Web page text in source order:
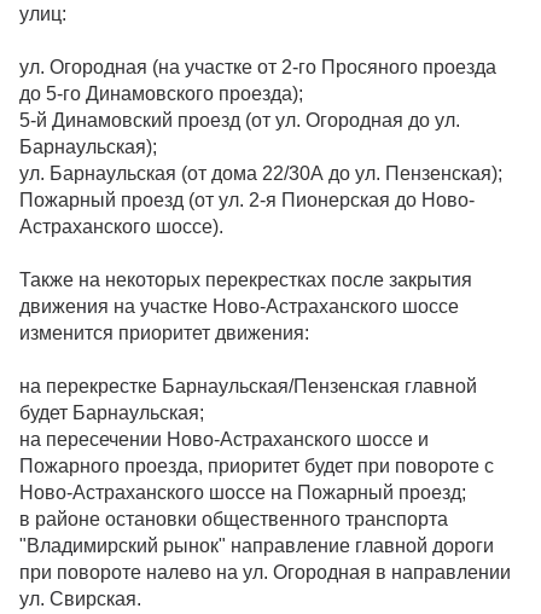
улиц:
ул. Огородная (на участке от 2-го Просяного проезда
до 5-го Динамовского проезда);
5-й Динамовский проезд (от ул. Огородная до ул.
Барнаульская);
ул. Барнаульская (от дома 22/30А до ул. Пензенская);
Пожарный проезд (от ул. 2-я Пионерская до Ново-
Астраханского шоссе).
Также на некоторых перекрестках после закрытия
движения на участке Ново-Астраханского шоссе
изменится приоритет движения:
на перекрестке Барнаульская/Пензенская главной
будет Барнаульская;
на пересечении Ново-Астраханского шоссе и
Пожарного проезда, приоритет будет при повороте с
Ново-Астраханского шоссе на Пожарный проезд;
в районе остановки общественного транспорта
"Владимирский рынок" направление главной дороги
при повороте налево на ул. Огородная в направлении
ул. Свирская.